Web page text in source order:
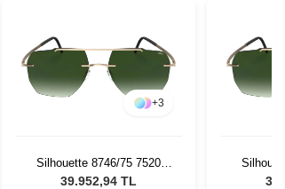
+3
Silhouette 8746/75 7520
Erkek Güneş Gözlüğü
39.952,94 TL
Erkek